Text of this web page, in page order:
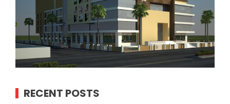
RECENT POSTS